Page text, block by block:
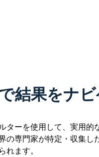
結果をナビ
ターを使用して、実用的
の専門家が特定・収集し
れます。